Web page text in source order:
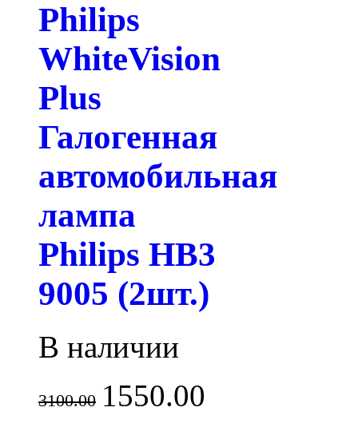
Philips
WhiteVision
Plus
Галогенная
автомобильная
лампа
Philips HB3
9005 (2шт.)
В наличии
3100.00 1550.00